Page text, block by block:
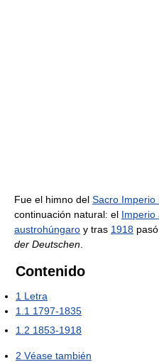
Fue el himno del Sacro Imperio
continuación natural: el Imperio
austrohúngaro y tras 1918
der Deutschen
Contenido
1 Letra
1.1 1797-1835
1.2 1853-1918
2 Véase también